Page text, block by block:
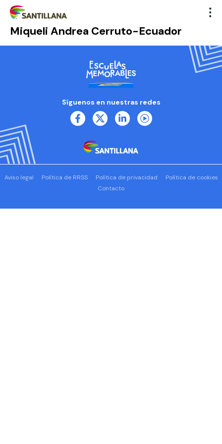
Miqueli Andrea Cerruto-Ecuador
Síguenos en nuestras redes
Aviso legal Política de RRSS Política de privacidad
Política de cookies
Contacto